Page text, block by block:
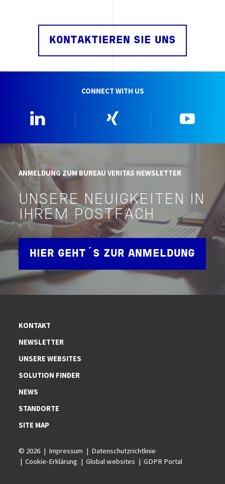
KONTAKTIEREN SIE UNS
CONNECT WITH US
ANMELDUNG ZUM BUREAU VERITAS NEWSLETTER
UNSERE NEUIGKEITEN IN
IHREM POSTFACH
HIER GEHT´S ZUR ANMELDUNG
KONTAKT
NEWSLETTER
UNSERE WEBSITES
SOLUTION FINDER
NEWS
STANDORTE
SITE MAP
© 2026 Impressum
Datenschutzrichtlinie
Cookie-Erklärung
Global websites GDPR Portal